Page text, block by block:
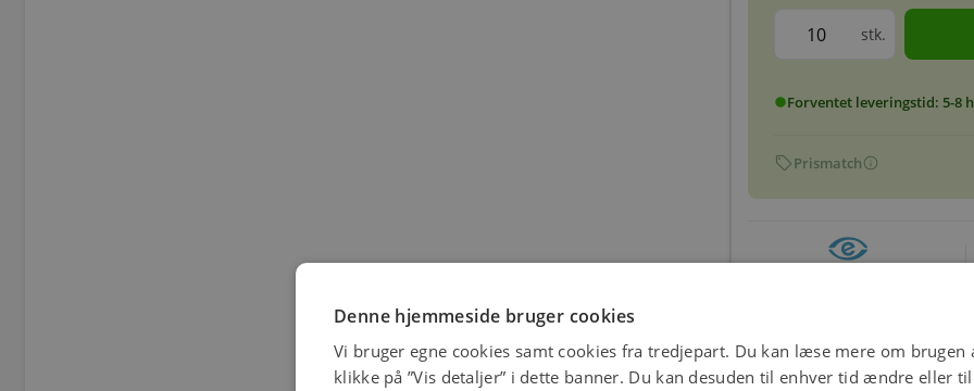
stk.
circleForventet leveringstid: 5-8
sellPrismatchinfo
star4.1
Denne hjemmeside bruger cookies
Vi bruger egne cookies samt cookies fra tredjepart. Du kan læse mere om brugen
klikke på ”Vis detaljer” i dette banner. Du kan desuden til enhver tid ændre eller